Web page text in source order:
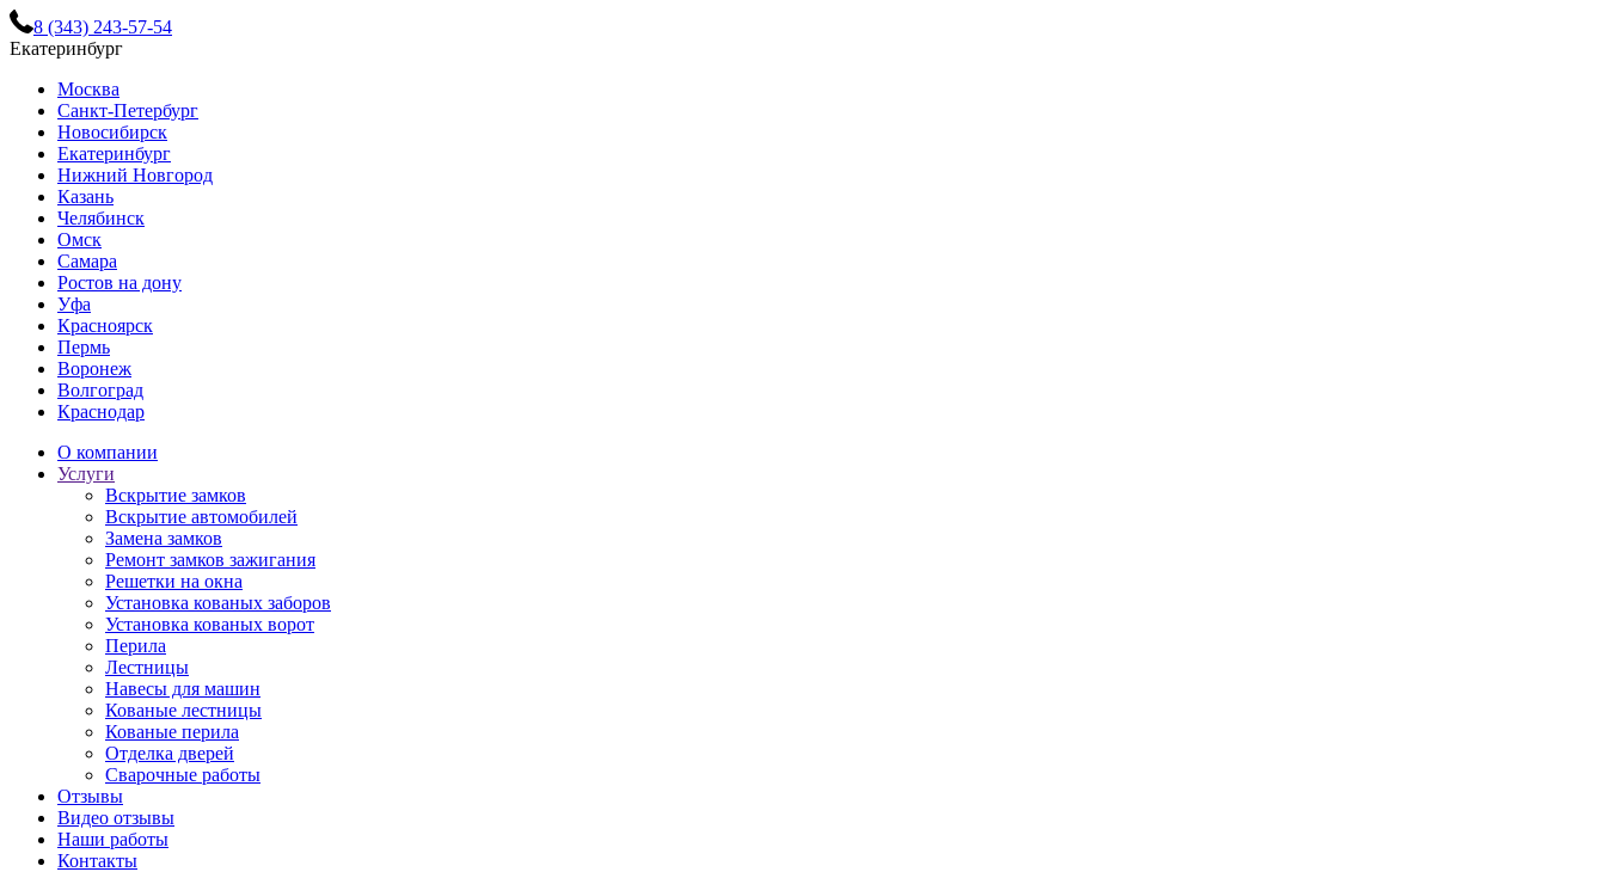
8 (343) 243-57-54
Екатеринбург
Москва
Санкт-Петербург
Новосибирск
Екатеринбург
Нижний Новгород
Казань
Челябинск
Омск
Самара
Ростов на дону
Уфа
Красноярск
Пермь
Воронеж
Волгоград
Краснодар
О компании
Услуги
Вскрытие замков
Вскрытие автомобилей
Замена замков
Ремонт замков зажигания
Решетки на окна
Установка кованых заборов
Установка кованых ворот
Перила
Лестницы
Навесы для машин
Кованые лестницы
Кованые перила
Отделка дверей
Сварочные работы
Отзывы
Видео отзывы
Наши работы
Контакты